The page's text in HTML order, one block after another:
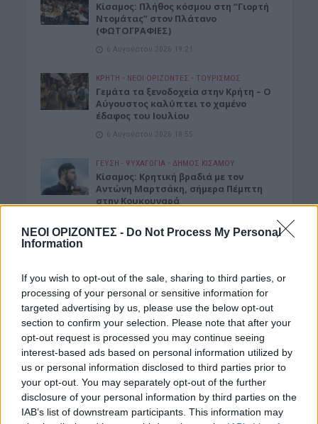
ΝΕΟΙ ΟΡΙΖΟΝΤΕΣ - Do Not Process My Personal
Information
If you wish to opt-out of the sale, sharing to third parties, or
processing of your personal or sensitive information for
targeted advertising by us, please use the below opt-out
section to confirm your selection. Please note that after your
opt-out request is processed you may continue seeing
interest-based ads based on personal information utilized by
us or personal information disclosed to third parties prior to
your opt-out. You may separately opt-out of the further
disclosure of your personal information by third parties on the
IAB’s list of downstream participants. This information may
Κίσαμος: Πλήθος κόσμου στη “Γιορτή
Ντομάτας” στον Πλάτανο
(ΦΩΤΟΓΡΑΦΙΕΣ)
6 Αυγούστου 2026 19:21
ΚΡΗΤΗ • ΝΕΟΙ ΟΡΙΖΟΝΤΕΣ • ΤΟΥΡΙΣΜΟΣ
Γεμάτα τα ξενοδοχεία στην Κρήτη – Ο
Αύγουστος καλύπτει το χαμένο
έδαφος του Ιουλίου
6 Αυγούστου 2026 18:55
ΓΕΎΣΗ - ΨΥΧΑΓΩΓΊΑ • ΔΉΜΟΣ ΚΙΣΆΜΟΥ
Kίσαμος: Κρητική βραδιά με τον
Αντώνη Μαρτσάκη, σήμερα Πέμπτη
στην Κουκουναρά
Κυκλοφόρησε το trailer της νέας
δραματικής σειράς που γυρίστηκε
στην Κρήτη
6 Αυγούστου 2026 18:35
ΝΕΟΙ ΟΡΙΖΟΝΤΕΣ ΝΟΜΌΣ ΧΑΝΊΩΝ
Χανιά: Αυτοψία στα έργα στον ΒΟΑΚ
από τον υπουργό Υποδομών
6 Αυγούστου 2026 17:25
ΕΛΛΑΔΑ